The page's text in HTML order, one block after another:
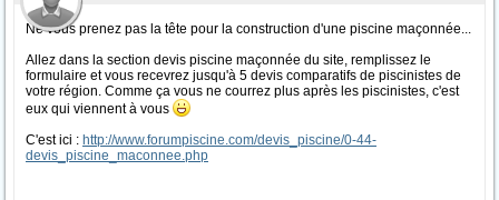
Ne vous prenez pas la tête pour la construction d'une piscine maçonnée...
Allez dans la section devis piscine maçonnée du site, remplissez le
formulaire et vous recevrez jusqu'à 5 devis comparatifs de piscinistes de
votre région. Comme ça vous ne courrez plus après les piscinistes, c'est
eux qui viennent à vous
C'est ici : http://www.forumpiscine.com/devis_piscine/0-44-
devis_piscine_maconnee.php